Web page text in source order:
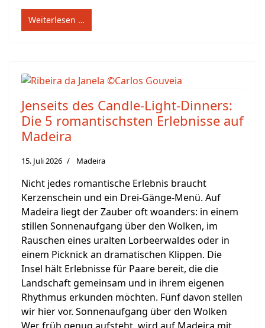
Weiterlesen …
Jenseits des Candle-Light-Dinners:
Die 5 romantischsten Erlebnisse auf
Madeira
15. Juli 2026 Madeira
Nicht jedes romantische Erlebnis braucht
Kerzenschein und ein Drei-Gänge-Menü. Auf
Madeira liegt der Zauber oft woanders: in einem
stillen Sonnenaufgang über den Wolken, im
Rauschen eines uralten Lorbeerwaldes oder in
einem Picknick an dramatischen Klippen. Die
Insel hält Erlebnisse für Paare bereit, die die
Landschaft gemeinsam und in ihrem eigenen
Rhythmus erkunden möchten. Fünf davon stellen
wir hier vor. Sonnenaufgang über den Wolken